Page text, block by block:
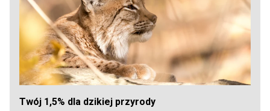
Twój 1,5% dla dzikiej przyrody